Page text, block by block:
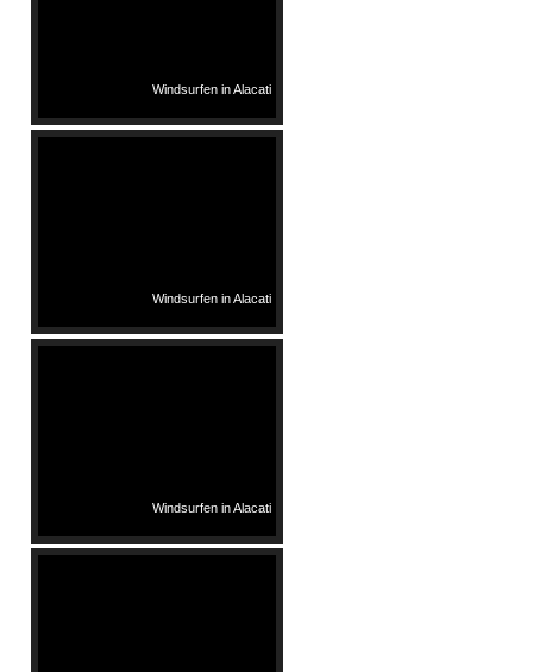
Windsurfen in Alacati
Windsurfen in Alacati
Windsurfen in Alacati